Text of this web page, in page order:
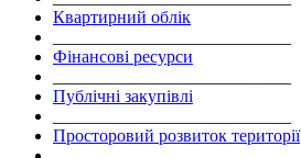
Квартирний облік
Фінансові ресурси
Публічні закупівлі
Просторовий розвиток території